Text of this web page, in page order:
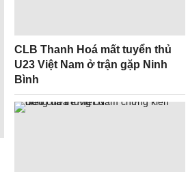
CLB Thanh Hoá mất tuyển thủ
U23 Việt Nam ở trận gặp Ninh
Bình